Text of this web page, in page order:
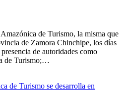
de Turismo, la misma que
de Zamora Chinchipe, los días
de autoridades como
de Turismo;…